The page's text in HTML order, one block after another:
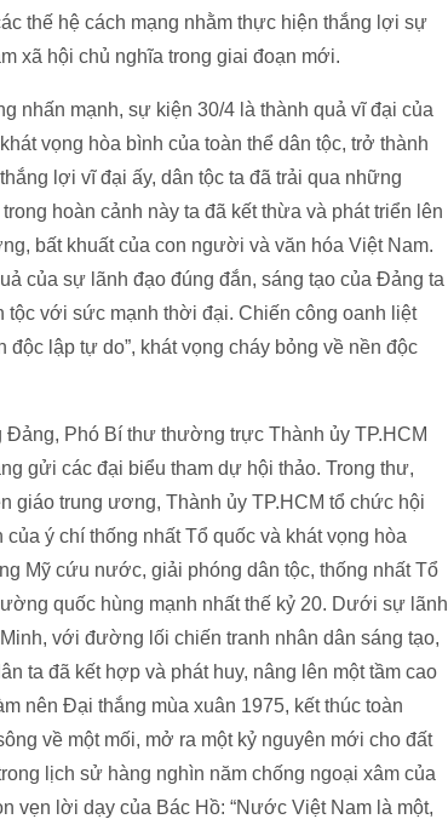
thế hệ cách mạng nhằm thực hiện thắng lợi sự
xã hội chủ nghĩa trong giai đoạn mới.
nhấn mạnh, sự kiện 30/4 là thành quả vĩ đại của
vọng hòa bình của toàn thể dân tộc, trở thành
lợi vĩ đại ấy, dân tộc ta đã trải qua những
hoàn cảnh này ta đã kết thừa và phát triển lên
bất khuất của con người và văn hóa Việt Nam.
của sự lãnh đạo đúng đắn, sáng tạo của Đảng ta
với sức mạnh thời đại. Chiến công oanh liệt
lập tự do”, khát vọng cháy bỏng về nền độc
Phó Bí thư thường trực Thành ủy TP.HCM
gửi các đại biểu tham dự hội thảo. Trong thư,
giáo trung ương, Thành ủy TP.HCM tổ chức hội
ý chí thống nhất Tổ quốc và khát vọng hòa
Mỹ cứu nước, giải phóng dân tộc, thống nhất Tổ
quốc hùng mạnh nhất thế kỷ 20. Dưới sự lãnh
với đường lối chiến tranh nhân dân sáng tạo,
ta đã kết hợp và phát huy, nâng lên một tầm cao
nên Đại thắng mùa xuân 1975, kết thúc toàn
về một mối, mở ra một kỷ nguyên mới cho đất
lịch sử hàng nghìn năm chống ngoại xâm của
vẹn lời dạy của Bác Hồ: “Nước Việt Nam là một,